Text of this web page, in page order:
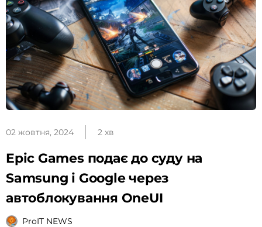
02 жовтня, 2024 2 хв
Epic Games подає до суду на
Samsung і Google через
автоблокування OneUI
ProIT NEWS